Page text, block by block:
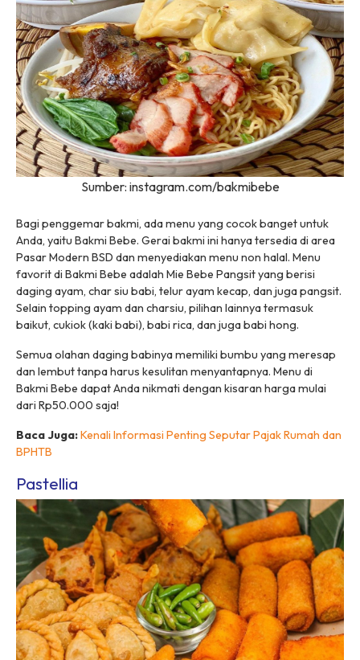
Sumber: instagram.com/bakmibebe
Bagi penggemar bakmi, ada menu yang cocok banget untuk
Anda, yaitu Bakmi Bebe. Gerai bakmi ini hanya tersedia di area
Pasar Modern BSD dan menyediakan menu non halal. Menu
favorit di Bakmi Bebe adalah Mie Bebe Pangsit yang berisi
daging ayam, char siu babi, telur ayam kecap, dan juga pangsit.
Selain topping ayam dan charsiu, pilihan lainnya termasuk
baikut, cukiok (kaki babi), babi rica, dan juga babi hong.
Semua olahan daging babinya memiliki bumbu yang meresap
dan lembut tanpa harus kesulitan menyantapnya. Menu di
Bakmi Bebe dapat Anda nikmati dengan kisaran harga mulai
dari Rp50.000 saja!
Baca Juga:Kenali Informasi Penting Seputar Pajak Rumah dan
BPHTB
Pastellia